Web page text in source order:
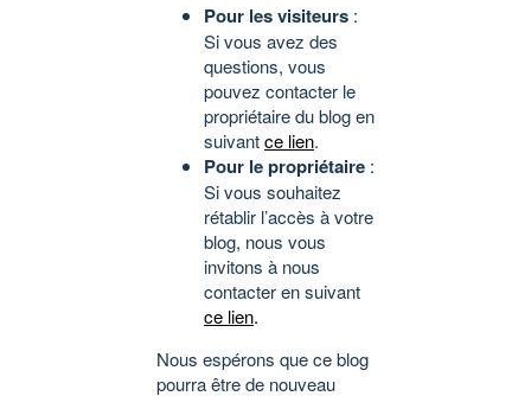
Pour les visiteurs :
Si vous avez des
questions, vous
pouvez contacter le
propriétaire du blog en
suivantce lien.
Pour le propriétaire :
Si vous souhaitez
rétablir l’accès à votre
blog, nous vous
invitons à nous
contacter en suivant
ce lien.
Nous espérons que ce blog
pourra être de nouveau